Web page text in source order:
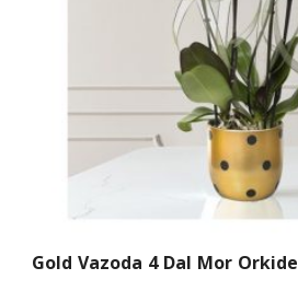
Gold Vazoda 4 Dal Mor Orkide